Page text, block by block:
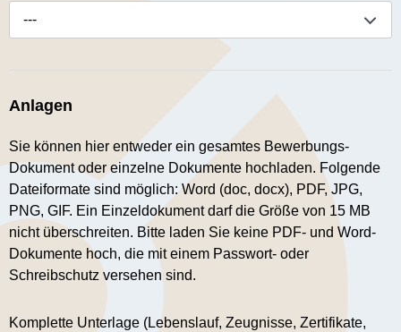
---
Anlagen
Sie können hier entweder ein gesamtes Bewerbungs-
Dokument oder einzelne Dokumente hochladen. Folgende
Dateiformate sind möglich: Word (doc, docx), PDF, JPG,
PNG, GIF. Ein Einzeldokument darf die Größe von 15 MB
nicht überschreiten. Bitte laden Sie keine PDF- und Word-
Dokumente hoch, die mit einem Passwort- oder
Schreibschutz versehen sind.
Komplette Unterlage (Lebenslauf, Zeugnisse, Zertifikate,